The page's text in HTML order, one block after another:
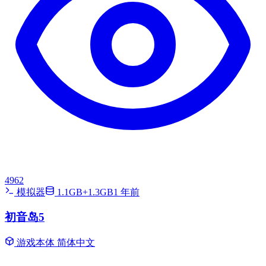
4962
模拟器
1.1GB+1.3GB1 年前
初音岛5
游戏本体 简体中文